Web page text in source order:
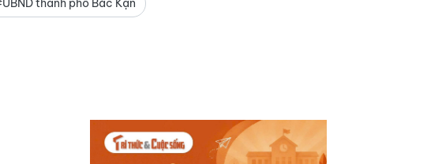
thành phố Bắc Kạn